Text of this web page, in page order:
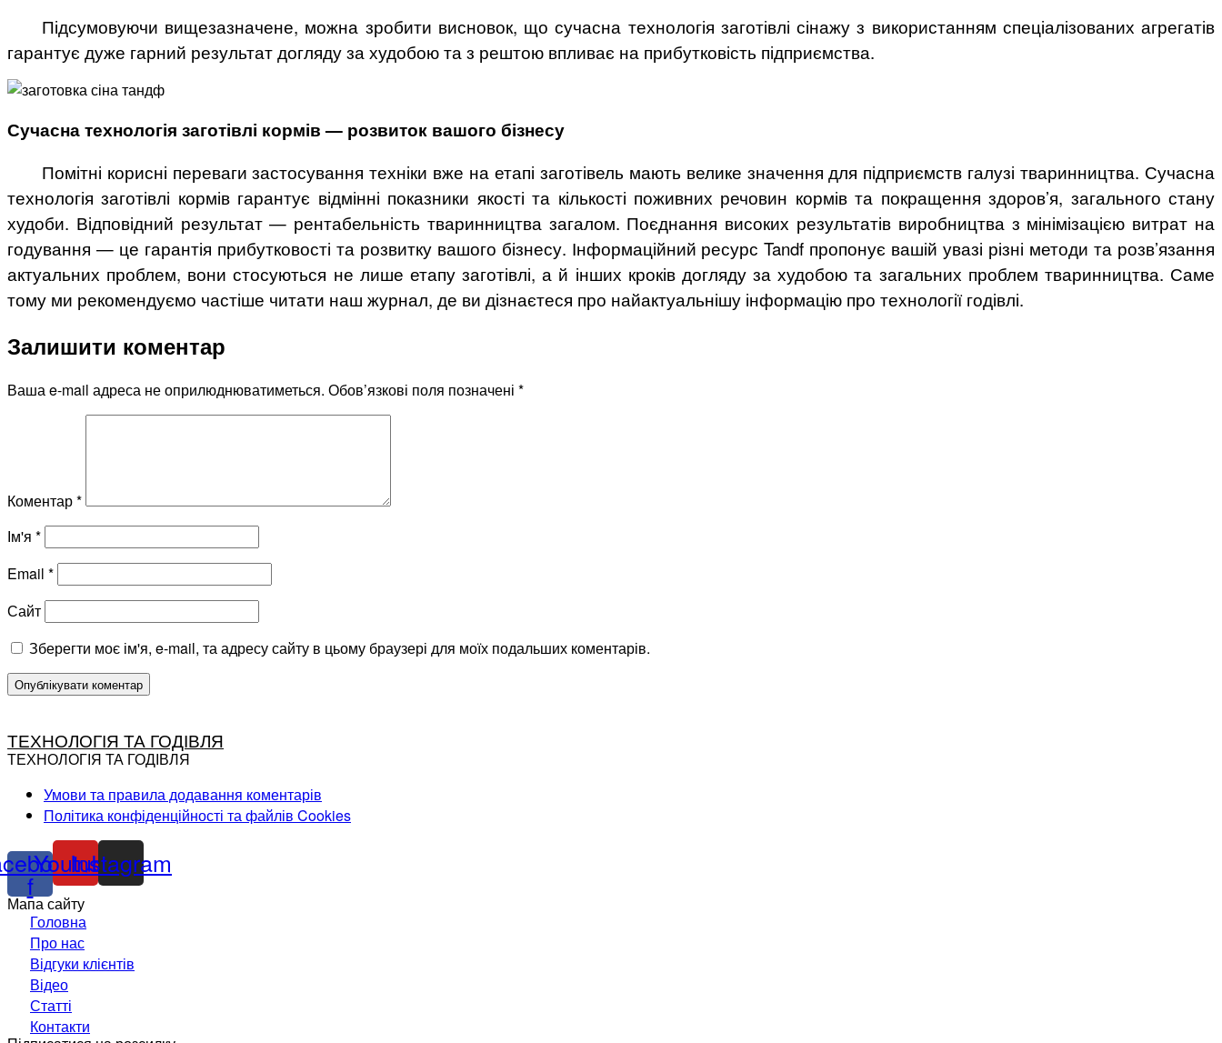
Підсумовуючи вищезазначене, можна зробити висновок, що сучасна технологія заготівлі сінажу з використанням спеціалізованих агрегатів
гарантує дуже гарний результат догляду за худобою та з рештою впливає на прибутковість підприємства.
Сучасна технологія заготівлі кормів — розвиток вашого бізнесу
Помітні корисні переваги застосування техніки вже на етапі заготівель мають велике значення для підприємств галузі тваринництва. Сучасна
технологія заготівлі кормів гарантує відмінні показники якості та кількості поживних речовин кормів та покращення здоров’я, загального стану
худоби. Відповідний результат — рентабельність тваринництва загалом. Поєднання високих результатів виробництва з мінімізацією витрат на
годування — це гарантія прибутковості та розвитку вашого бізнесу. Інформаційний ресурс Tandf пропонує вашій увазі різні методи та розв’язання
актуальних проблем, вони стосуються не лише етапу заготівлі, а й інших кроків догляду за худобою та загальних проблем тваринництва. Саме
тому ми рекомендуємо частіше читати наш журнал, де ви дізнаєтеся про найактуальнішу інформацію про технології годівлі.
Залишити коментар
Ваша e-mail адреса не оприлюднюватиметься. Обов’язкові поля позначені *
Коментар*
Ім'я *
Email *
Сайт
Зберегти моє ім'я, e-mail, та адресу сайту в цьому браузері для моїх подальших коментарів.
ТЕХНОЛОГІЯ ТА ГОДІВЛЯ
ТЕХНОЛОГІЯ ТА ГОДІВЛЯ
Умови та правила додавання коментарів
Політика конфіденційності та файлів Cookies
f
Youtube
Instagram
Мапа сайту
Головна
Про нас
Відгуки клієнтів
Відео
Статті
Контакти